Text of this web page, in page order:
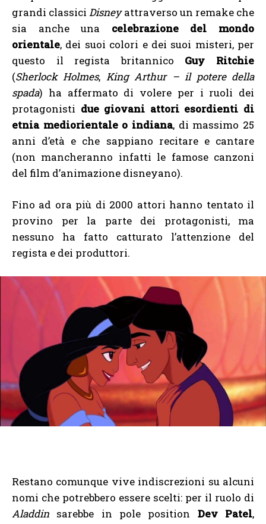
grandi classiciDisneyattraverso un remake che
sia anche una celebrazione del mondo
orientale, dei suoi colori e dei suoi misteri, per
questo il regista britannico Guy Ritchie
(Sherlock Holmes, King Arthur – il potere della
spada) ha affermato di volere per i ruoli dei
protagonisti due giovani attori esordienti di
etnia mediorientale o indiana, di massimo 25
anni d’età e che sappiano recitare e cantare
(non mancheranno infatti le famose canzoni
del film d’animazione disneyano).
Fino ad ora più di 2000 attori hanno tentato il
provino per la parte dei protagonisti, ma
nessuno ha fatto catturato l’attenzione del
regista e dei produttori.
Restano comunque vive indiscrezioni su alcuni
nomi che potrebbero essere scelti: per il ruolo di
Aladdin sarebbe in pole position Dev Patel,